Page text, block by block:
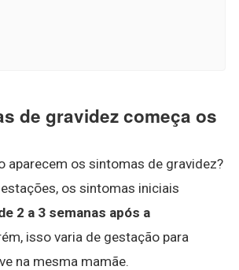
de gravidez começa os
aparecem os sintomas de gravidez?
os sintomas iniciais
2 a 3 semanas após a
isso varia de gestação para
na mesma mamãe.